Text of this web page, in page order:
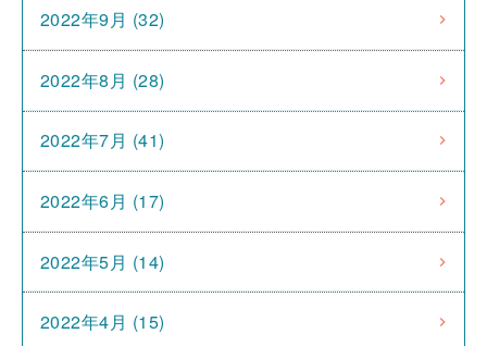
2022年9月 (32)
2022年8月 (28)
2022年7月 (41)
2022年6月 (17)
2022年5月 (14)
2022年4月 (15)